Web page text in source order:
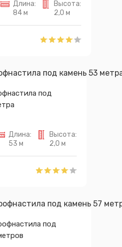
Длина:
84 м
Высота:
2,0 м
под
Длина:
53 м
Высота:
2,0 м
под